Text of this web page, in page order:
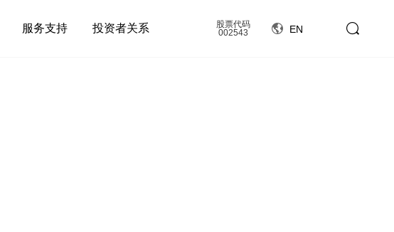
服务支持 投资者关系
股票代码
002543
EN